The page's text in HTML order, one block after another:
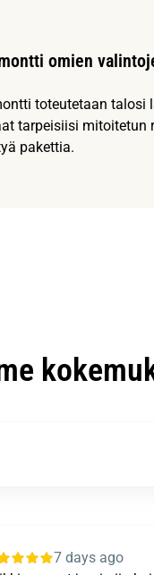
omien
toteutetaan talosi
tarpeisiisi mitoitetun
pakettia.
7 days ago